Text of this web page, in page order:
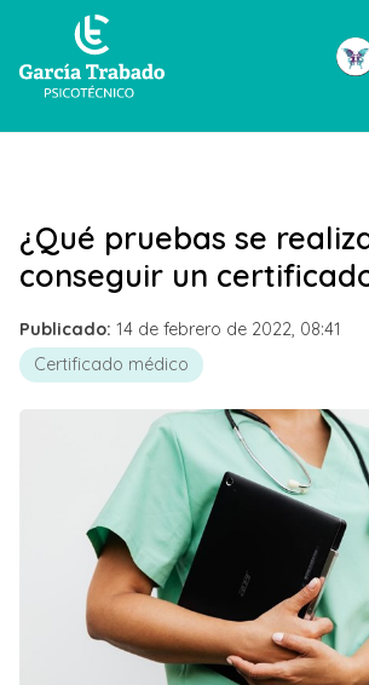
¿Qué pruebas se
conseguir un
Publicado: 14 de febrero de 2022, 08:41
Certificado médico